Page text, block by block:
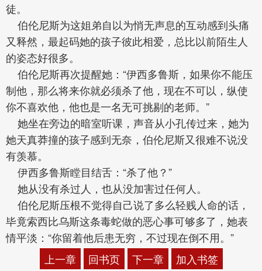
徒。
伯伦尼斯为这姐弟自以为悄无声息的互动感到头痛
又释然，最起码她的孩子彼此相爱，总比以前陌生人
的姿态好很多。
伯伦尼斯再次提醒她：“伊西多鲁斯，如果你不能压
制他，那么将来你就必须杀了他，现在不可以，纵使
你不喜欢他，他也是一名无可挑剔的老师。”
她坐在旁边的暗室听课，声音从小孔传过来，她为
她天真莽撞的孩子感到无奈，伯伦尼斯又很难不说没
有羡慕。
伊西多鲁斯瞠目结舌：“杀了他？”
她从没有杀过人，也从没加害过任何人。
伯伦尼斯压根不觉得自己说了多么轻贱人命的话，
毕竟索西比乌斯这条毒蛇做的恶心事可够多了，她表
情平淡：“你留着他后患无穷，不过现在倒不用。”
上一章
回书页 下一章 加入书签